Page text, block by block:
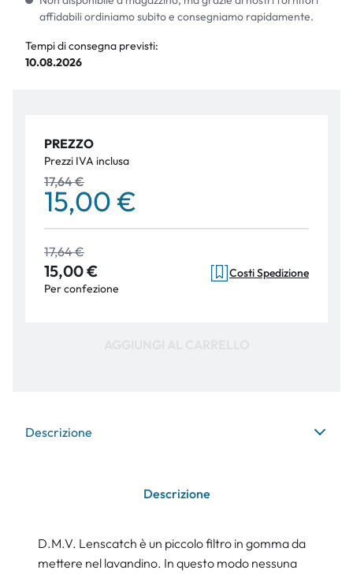
affidabili ordiniamo subito e consegniamo rapidamente.
Tempi di consegna previsti:
10.08.2026
PREZZO
Prezzi IVA inclusa
17,64 €
15,00 €
17,64 €
15,00 €
Per confezione
Costi Spedizione
Descrizione
Descrizione
D.M.V. Lenscatch è un piccolo filtro in gomma da
mettere nel lavandino. In questo modo nessuna